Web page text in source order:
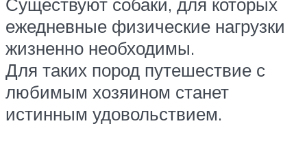
ежедневные физические нагрузки
жизненно необходимы.
Для таких пород путешествие с
любимым хозяином станет
истинным удовольствием.